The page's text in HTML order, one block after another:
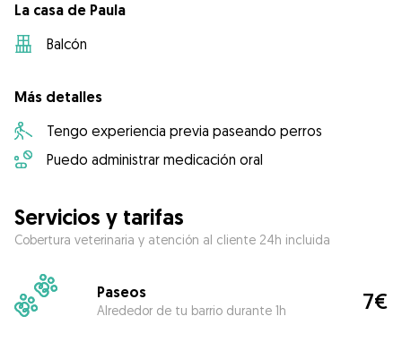
La casa de Paula
Balcón
Más detalles
Tengo experiencia previa paseando perros
Puedo administrar medicación oral
Servicios y tarifas
Cobertura veterinaria y atención al cliente 24h incluida
Paseos
Alrededor de tu barrio durante 1h 7€